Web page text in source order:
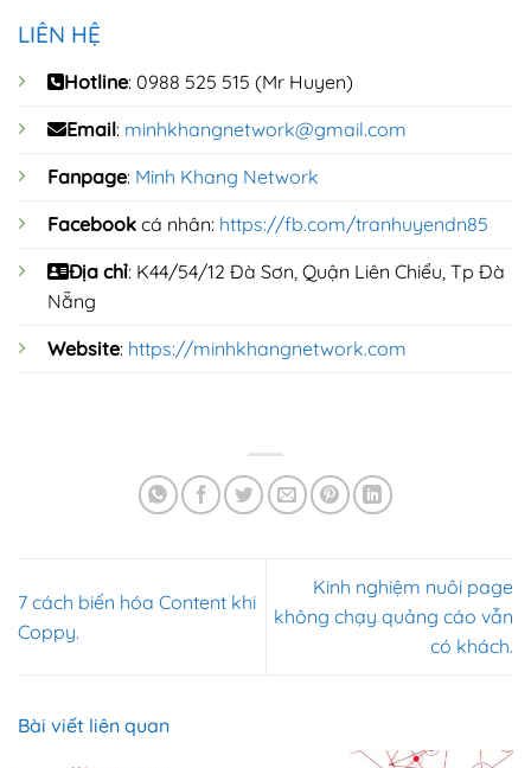
LIÊN HỆ
Hotline: 0988 525 515 (Mr Huyen)
Email: minhkhangnetwork@gmail.com
Fanpage: Minh Khang Network
Facebook cá nhân: https://fb.com/tranhuyendn85
Địa chỉ: K44/54/12 Đà Sơn, Quận Liên Chiểu, Tp Đà
Nẵng
Website: https://minhkhangnetwork.com
7 cách biến hóa Content khi
Coppy.
Kinh nghiệm nuôi page
không chạy quảng cáo vẫn
có khách.
Bài viết liên quan